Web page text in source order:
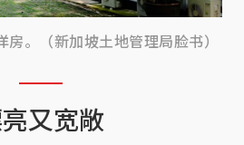
。（新加坡土地管理局脸书）
又宽敞